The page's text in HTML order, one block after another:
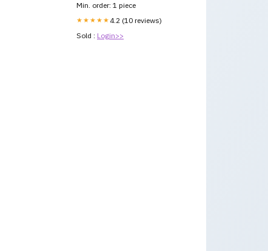
Min. order: 1 piece
★★★★★ 4.2 (10 reviews)
Sold : Login>>